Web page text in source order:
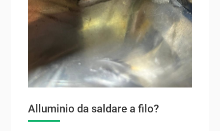
Alluminio da saldare a filo?